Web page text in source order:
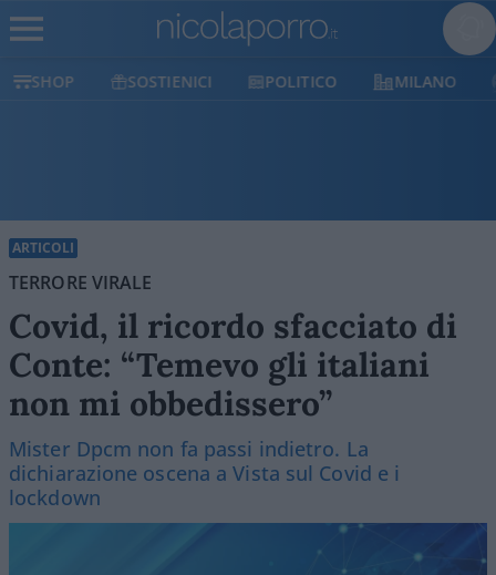
SHOP SOSTIENICI POLITICO MILANO
ARTICOLI
TERRORE VIRALE
Covid, il ricordo sfacciato di
Conte: “Temevo gli italiani
non mi obbedissero”
Mister Dpcm non fa passi indietro. La
dichiarazione oscena a Vista sul Covid e i
lockdown